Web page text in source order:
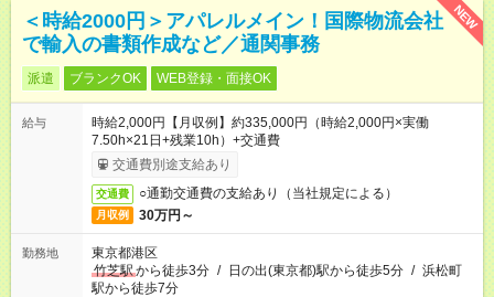
NEW
＜時給2000円＞アパレルメイン！国際物流会社
で輸入の書類作成など／通関事務
派遣 ブランクOK WEB登録・面接OK
給与
時給2,000円【月収例】約335,000円（時給2,000円×実働
7.50h×21日+残業10h）+交通費
交通費別途支給あり
交通費 ○通勤交通費の支給あり（当社規定による）
月収例 30万円～
勤務地
東京都港区
竹芝駅から徒歩3分 / 日の出(東京都)駅から徒歩5分 / 浜松町
駅から徒歩7分